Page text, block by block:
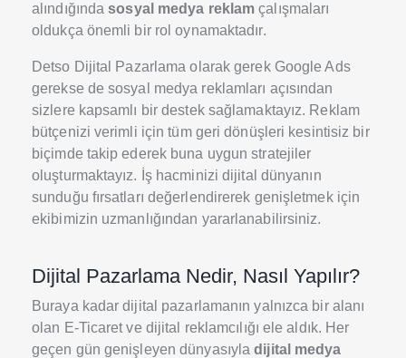
alındığındasosyal medya reklamçalışmaları
oldukça önemli bir rol oynamaktadır.
Detso Dijital Pazarlama olarak gerek Google Ads
gerekse de sosyal medya reklamları açısından
sizlere kapsamlı bir destek sağlamaktayız. Reklam
bütçenizi verimli için tüm geri dönüşleri kesintisiz bir
biçimde takip ederek buna uygun stratejiler
oluşturmaktayız. İş hacminizi dijital dünyanın
sunduğu fırsatları değerlendirerek genişletmek için
ekibimizin uzmanlığından yararlanabilirsiniz.
Dijital Pazarlama Nedir, Nasıl Yapılır?
Buraya kadar dijital pazarlamanın yalnızca bir alanı
olan E-Ticaret ve dijital reklamcılığı ele aldık. Her
geçen gün genişleyen dünyasıyladijital medya